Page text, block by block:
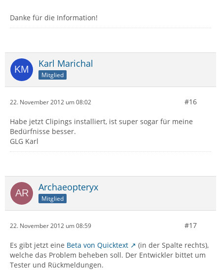
Danke für die Information!
Karl Marichal
Mitglied
22. November 2012 um 08:02 #16
Habe jetzt Clipings installiert, ist super sogar für meine
Bedürfnisse besser.
GLG Karl
Archaeopteryx
Mitglied
22. November 2012 um 08:59 #17
Es gibt jetzt eine Beta von Quicktext
(in der Spalte rechts),
welche das Problem beheben soll. Der Entwickler bittet um
Tester und Rückmeldungen.